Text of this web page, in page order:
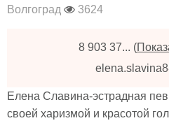
Волгоград 3624
8 903 37... (
Елена Славина-эстрадная
своей харизмой и красотой